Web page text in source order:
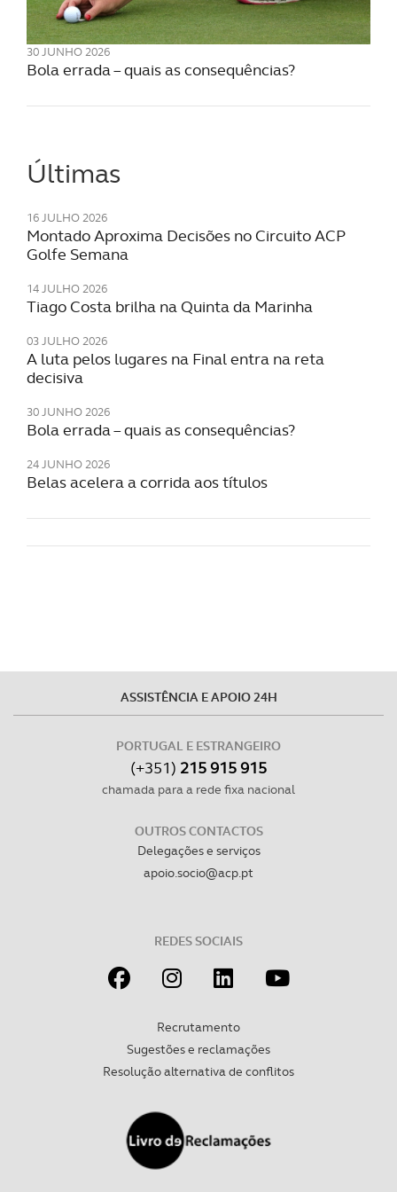
30 JUNHO 2026
Bola errada – quais as consequências?
Últimas
16 JULHO 2026
Montado Aproxima Decisões no Circuito ACP
Golfe Semana
14 JULHO 2026
Tiago Costa brilha na Quinta da Marinha
03 JULHO 2026
A luta pelos lugares na Final entra na reta
decisiva
30 JUNHO 2026
Bola errada – quais as consequências?
24 JUNHO 2026
Belas acelera a corrida aos títulos
ASSISTÊNCIA E APOIO 24H
PORTUGAL E ESTRANGEIRO
(+351) 215 915 915
chamada para a rede fixa nacional
OUTROS CONTACTOS
Delegações e serviços
apoio.socio@acp.pt
REDES SOCIAIS
Recrutamento
Sugestões e reclamações
Resolução alternativa de conflitos